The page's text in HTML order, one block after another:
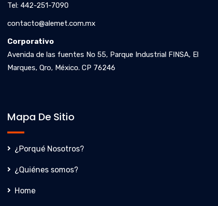
Tel: 442-251-7090
contacto@alemet.com.mx
Corporativo
Avenida de las fuentes No 55, Parque Industrial FINSA, El
Marques, Qro, México. CP 76246
Mapa De Sitio
¿Porqué Nosotros?
¿Quiénes somos?
Home